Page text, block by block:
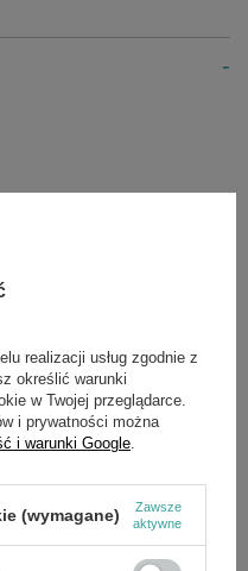
12 mm x 17,5 mm
realizacji usług zgodnie z
określić warunki
w Twojej przeglądarce.
i prywatności można
i warunki Google
(wymagane)
Zawsze
aktywne